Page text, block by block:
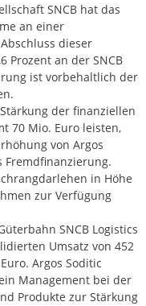
SNCB hat das
an einer
dieser
Prozent an der SNCB
ist vorbehaltlich der
der finanziellen
70 Mio. Euro leisten,
von Argos
Fremdfinanzierung.
in Höhe
zur Verfügung
SNCB Logistics
Umsatz von 452
Argos Soditic
Management bei der
Produkte zur Stärkung